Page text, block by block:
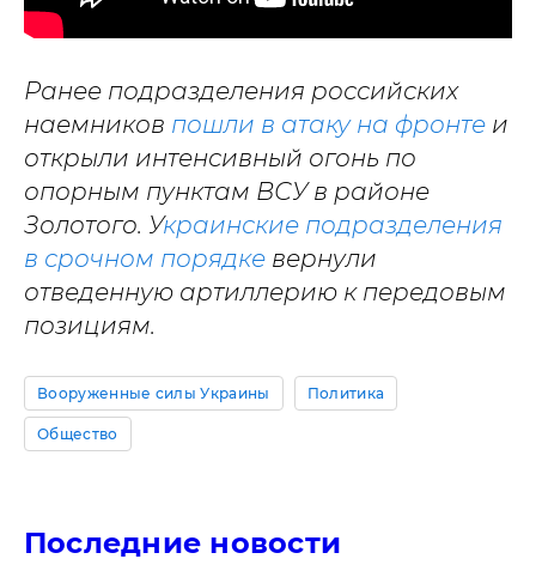
Ранее подразделения российских
наемников пошли в атаку на фронте и
открыли интенсивный огонь по
опорным пунктам ВСУ в районе
Золотого. Украинские подразделения
в срочном порядке вернули
отведенную артиллерию к передовым
позициям.
Вооруженные силы Украины Политика
Общество
Последние новости